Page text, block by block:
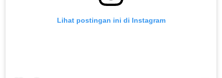
Lihat postingan ini di Instagram